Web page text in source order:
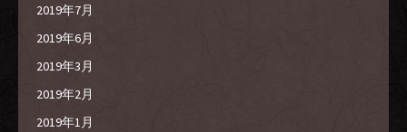
2019年7月
2019年6月
2019年3月
2019年2月
2019年1月